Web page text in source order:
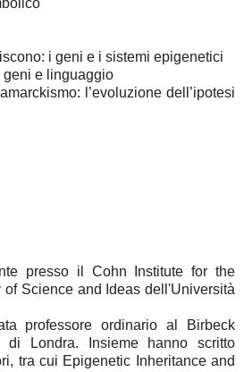
i geni e i sistemi epigenetici
geni e linguaggio
l’evoluzione dell’ipotesi
presso il Cohn Institute for the
of Science and Ideas dell'Università
professore ordinario al Birbeck
di Londra. Insieme hanno scritto
tra cui Epigenetic Inheritance and